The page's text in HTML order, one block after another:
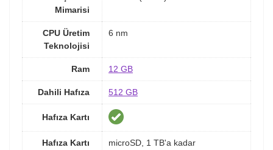
Mimarisi
CPU Üretim
Teknolojisi
6 nm
Ram 12 GB
Dahili Hafıza 512 GB
Hafıza Kartı
Hafıza Kartı
microSD, 1 TB'a kadar